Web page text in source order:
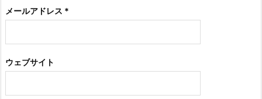
メールアドレス *
ウェブサイト